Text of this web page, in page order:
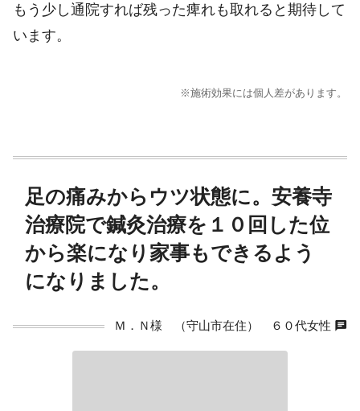
もう少し通院すれば残った痺れも取れると期待して
います。
※施術効果には個人差があります。
足の痛みからウツ状態に。安養寺
治療院で鍼灸治療を１０回した位
から楽になり家事もできるよう
になりました。
Ｍ．Ｎ様 （守山市在住） ６０代女性 chat